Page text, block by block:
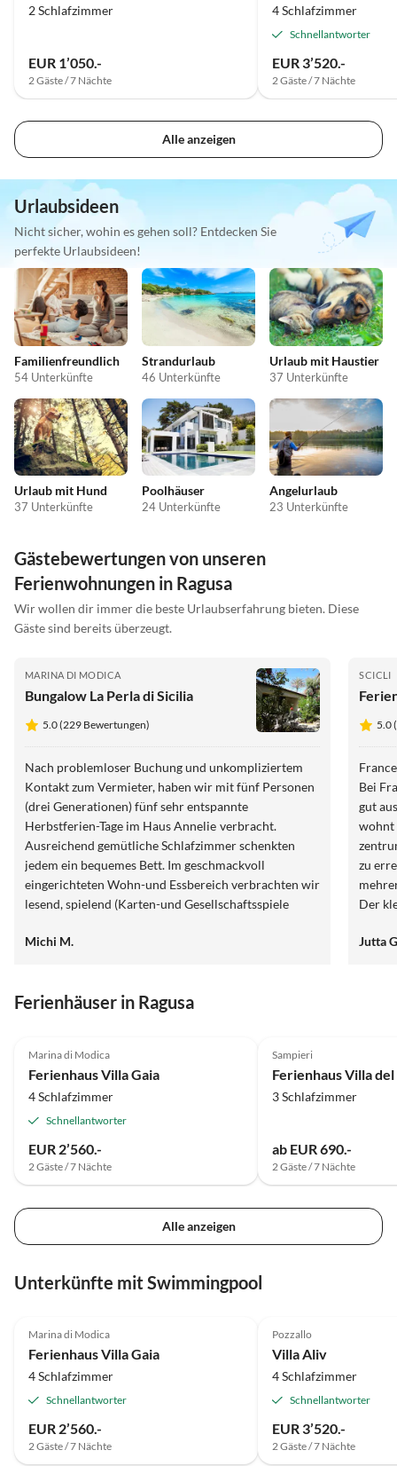
2 Schlafzimmer
EUR 1’050.-
2 Gäste / 7 Nächte
4 Schlafzimmer
Schnellantworter
EUR 3’520.-
2 Gäste / 7 Nächte
Alle anzeigen
Urlaubsideen
Nicht sicher, wohin es gehen soll? Entdecken Sie
perfekte Urlaubsideen!
Familienfreundlich
54 Unterkünfte
Strandurlaub
46 Unterkünfte
Urlaub mit Haustier
37 Unterkünfte
Urlaub mit Hund
37 Unterkünfte
Poolhäuser
24 Unterkünfte
Angelurlaub
23 Unterkünfte
Gästebewertungen von unseren
Ferienwohnungen in Ragusa
Wir wollen dir immer die beste Urlaubserfahrung bieten. Diese
Gäste sind bereits überzeugt.
MARINA DI MODICA
Bungalow La Perla di Sicilia
5.0 (229 Bewertungen)
Nach problemloser Buchung und unkompliziertem
Kontakt zum Vermieter, haben wir mit fünf Personen
(drei Generationen) fünf sehr entspannte
Herbstferien-Tage im Haus Annelie verbracht.
Ausreichend gemütliche Schlafzimmer schenkten
jedem ein bequemes Bett. Im geschmackvoll
eingerichteten Wohn-und Essbereich verbrachten wir
lesend, spielend (Karten-und Gesellschaftsspiele
Stunden. Die hervorragend ausgestattete Küche
Schwimmteich trotz der herbstlichen Temperaturen
ohne das Auto. An einem nebligen Tag fuhren wir
nach Bremen und hatten dort einen tollen
Shoppingtag. Das Schnoorviertel hat uns sehr
begeistert. Leider war die Zeit viel zu schnell vorbei.
Michi M.
SCICLI
5.0
Bei
gut
wohnt
zu
Der
Jutta
Ferienhäuser in Ragusa
Marina di Modica
Ferienhaus Villa Gaia
4 Schlafzimmer
Schnellantworter
EUR 2’560.-
2 Gäste / 7 Nächte
Sampieri
Ferienhaus Villa
3 Schlafzimmer
ab EUR 690.-
2 Gäste / 7 Nächte
Alle anzeigen
Unterkünfte mit Swimmingpool
Marina di Modica
Ferienhaus Villa Gaia
4 Schlafzimmer
Schnellantworter
EUR 2’560.-
2 Gäste / 7 Nächte
Pozzallo
Villa Aliv
4 Schlafzimmer
Schnellantworter
EUR 3’520.-
2 Gäste / 7 Nächte